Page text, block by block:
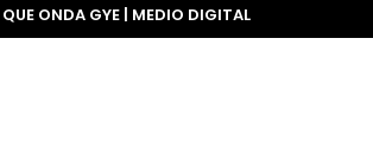
ONDA GYE | MEDIO DIGITAL